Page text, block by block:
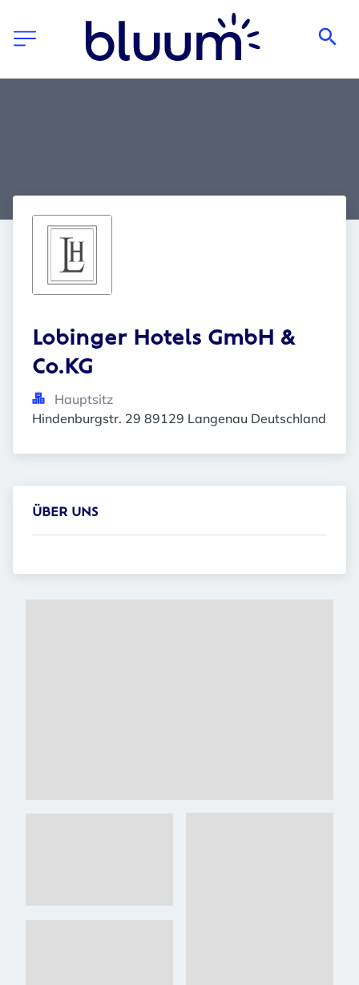
Lobinger Hotels GmbH &
Co.KG
Hauptsitz
Hindenburgstr. 29 89129 Langenau Deutschland
ÜBER UNS